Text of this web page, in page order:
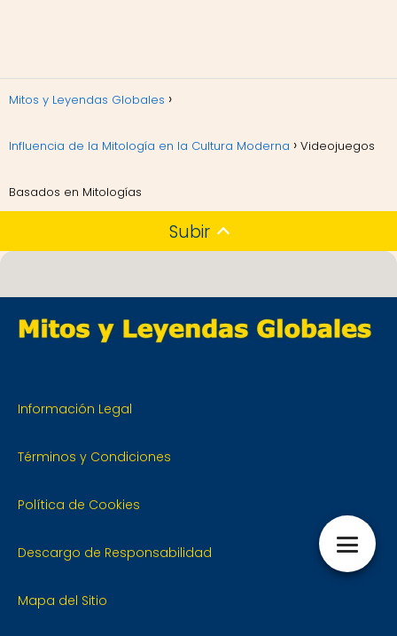
Mitos y Leyendas Globales
Influencia de la Mitología en la Cultura Moderna Videojuegos
Basados en Mitologías
Subir
Información Legal
Términos y Condiciones
Política de Cookies
Descargo de Responsabilidad
Mapa del Sitio